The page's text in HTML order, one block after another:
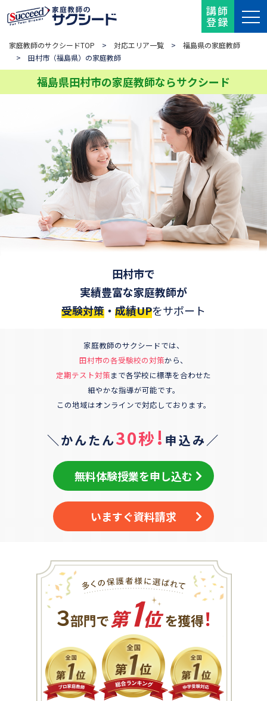
講師
登録
家庭教師のサクシードTOP > 対応エリア一覧 > 福島県の家庭教師
> 田村市（福島県）の家庭教師
福島県田村市の家庭教師ならサクシード
田村市で
実績豊富な家庭教師が
受験対策 ・ 成績UPをサポート
家庭教師のサクシードでは、
田村市の各受験校の対策から、
定期テスト対策まで各学校に標準を合わせた
細やかな指導が可能です。
この地域はオンラインで対応しております。
＼かんたん30秒! 申込み／
無料体験授業を申し込む
いますぐ資料請求
３部門で 第1位を獲得！